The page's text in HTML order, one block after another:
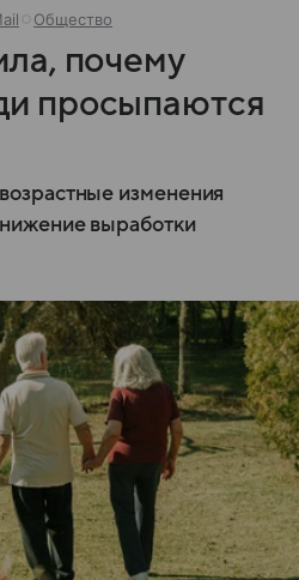
Общество
почему
просыпаются
изменения
выработки